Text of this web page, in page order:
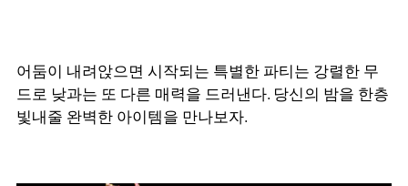
어둠이 내려앉으면 시작되는 특별한 파티는 강렬한 무
드로 낮과는 또 다른 매력을 드러낸다. 당신의 밤을 한층
빛내줄 완벽한 아이템을 만나보자.